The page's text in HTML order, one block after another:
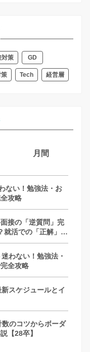
対策 GD
Tech 経営層
ない！勉強法・お
攻略
接の「逆質問」完
就活での「正解」を
わない！勉強法・
全攻略
スケジュールとイ
のコツからボーダ
【28卒】
卒向け｜もう迷わない！
出題形式まで完全攻略
次・二次・最終面接の「
く？メモはOK？就活での
・28卒向け
聞かれるの？落ちる理由
る回答・逆質問と必須対
？例題と解答パターン/対
28卒】
イド！言語・計数のコツ
考書まで徹底解説【28卒
月間
次・二次・最終面接の「
く？メモはOK？就活での
・28卒向け
卒向け｜もう迷わない！
出題形式まで完全攻略
？例題と解答パターン/対
28卒】
聞かれるの？落ちる理由
る回答・逆質問と必須対
ときはどうしますか？ ー